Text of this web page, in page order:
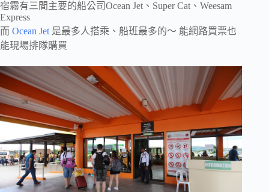
宿霧有三間主要的船公司Ocean Jet、Super Cat、Weesam
Express
而 Ocean Jet是最多人搭乘、船班最多的～ 能網路買票也
能現場排隊購買